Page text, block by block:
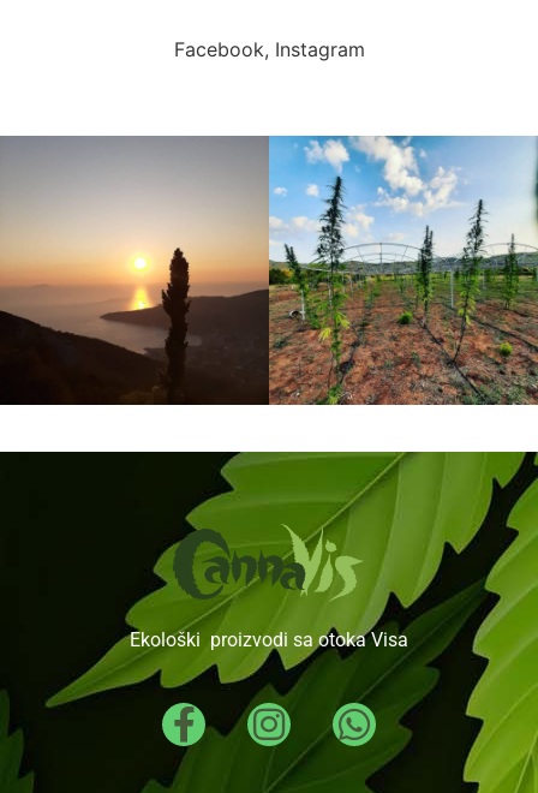
Facebook, Instagram
Ekološki proizvodi sa otoka Visa